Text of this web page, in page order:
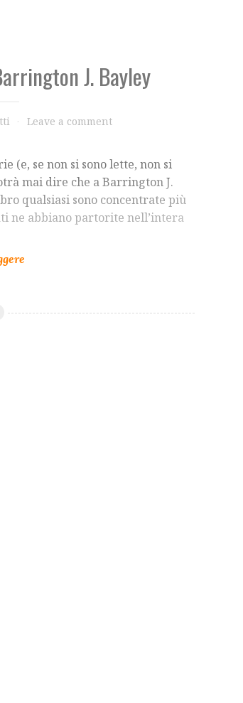
J. Bayley
Leave a comment
(e, se non si sono lette, non si
mai dire che a Barrington J.
qualsiasi sono concentrate più
ne abbiano partorite nell’intera